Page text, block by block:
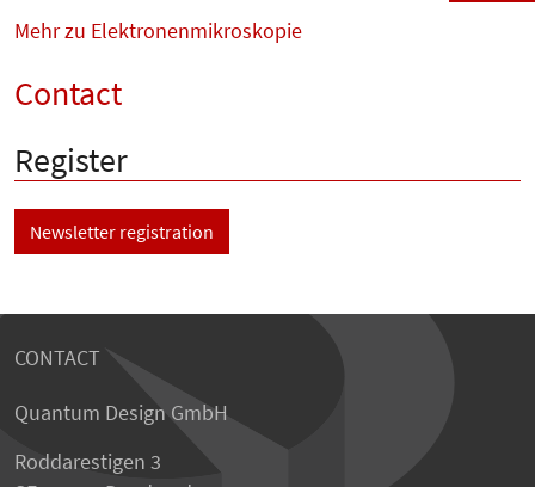
Mehr zu Elektronenmikroskopie
Contact
Register
Newsletter registration
CONTACT
Quantum Design GmbH
Roddarestigen 3